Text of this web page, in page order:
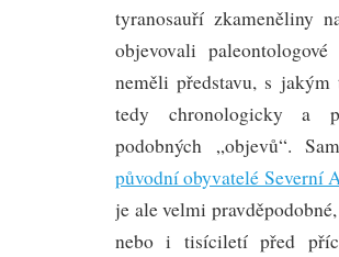
tyranosauří zkameněliny
objevovali
neměli představu, s
tedy chronologicky a
podobných „objevů“.
původní obyvatelé Severní
je ale velmi
nebo i tisíciletí před